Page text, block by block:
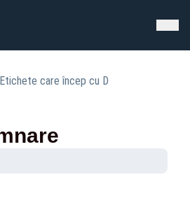
Etichete care încep cu D